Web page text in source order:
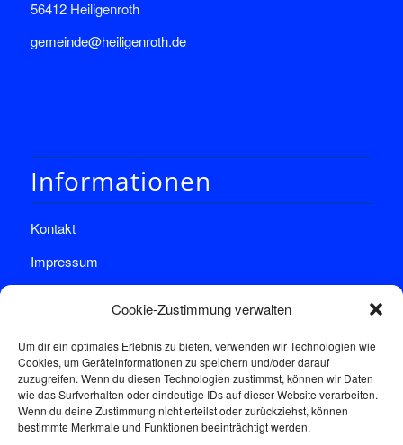
Cookie-Zustimmung verwalten
Um dir ein optimales Erlebnis zu bieten, verwenden wir Technologien wie
Cookies, um Geräteinformationen zu speichern und/oder darauf
zuzugreifen. Wenn du diesen Technologien zustimmst, können wir Daten
wie das Surfverhalten oder eindeutige IDs auf dieser Website verarbeiten.
Wenn du deine Zustimmung nicht erteilst oder zurückziehst, können
bestimmte Merkmale und Funktionen beeinträchtigt werden.
56412 Heiligenroth
gemeinde@heiligenroth.de
Informationen
Kontakt
Impressum
Sprechstunde